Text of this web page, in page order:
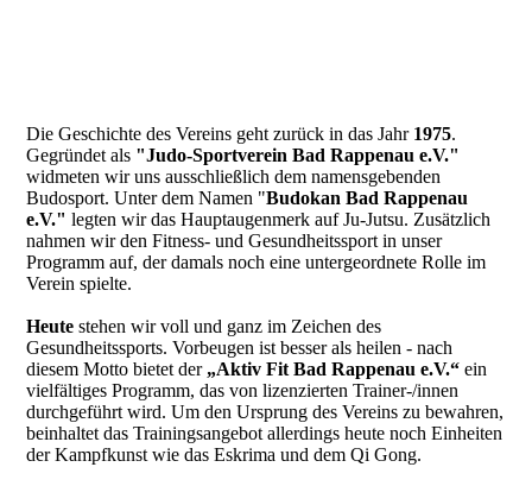
Die Geschichte des Vereins geht zurück in das Jahr 1975.
Gegründet als "Judo-Sportverein Bad Rappenau e.V."
widmeten wir uns ausschließlich dem namensgebenden
Budosport. Unter dem Namen "Budokan Bad Rappenau
e.V." legten wir das Hauptaugenmerk auf Ju-Jutsu. Zusätzlich
nahmen wir den Fitness- und Gesundheitssport in unser
Programm auf, der damals noch eine untergeordnete Rolle im
Verein spielte.
Heute stehen wir voll und ganz im Zeichen des
Gesundheitssports. Vorbeugen ist besser als heilen - nach
diesem Motto bietet der „Aktiv Fit Bad Rappenau e.V.“ ein
vielfältiges Programm, das von lizenzierten Trainer-/innen
durchgeführt wird. Um den Ursprung des Vereins zu bewahren,
beinhaltet das Trainingsangebot allerdings heute noch Einheiten
der Kampfkunst wie das Eskrima und dem Qi Gong.